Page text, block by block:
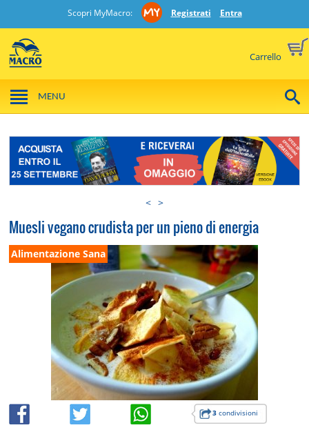
Scopri MyMacro: Registrati Entra
Carrello
MENU
< >
Muesli vegano crudista per un pieno di energia
Alimentazione Sana
3condivisioni